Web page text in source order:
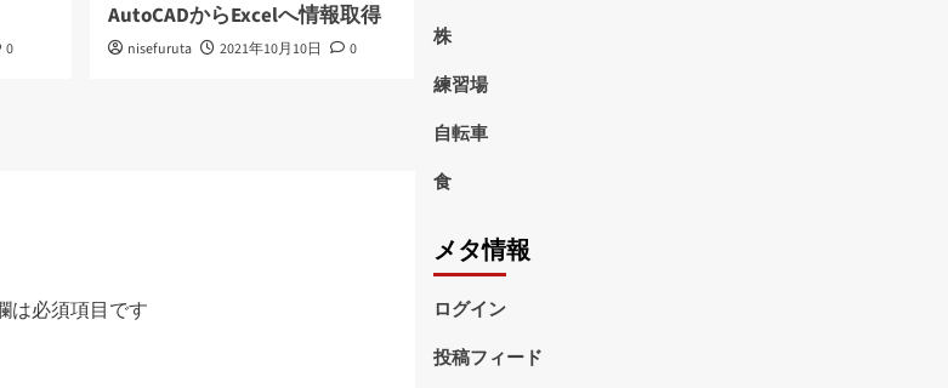
0
AutoCADからExcelへ情報取得
nisefuruta 2021年10月10日 0
は必須項目です
株
練習場
自転車
食
メタ情報
ログイン
投稿フィード